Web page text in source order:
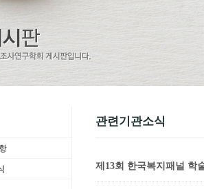
관련기관소식
제13회 한국복지패널 학